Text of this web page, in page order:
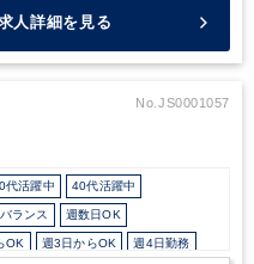
人詳細を見る
No.JS0001057
代活躍中 40代活躍中
ランス 週数日OK
OK 週3日からOK 週4日勤務